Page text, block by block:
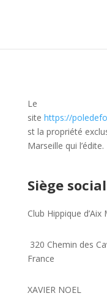
Le
site https://
st la propriété
Marseille qui l’édite.
Siège
Club Hippique d’Aix
320 Chemin des
France
XAVIER NOEL